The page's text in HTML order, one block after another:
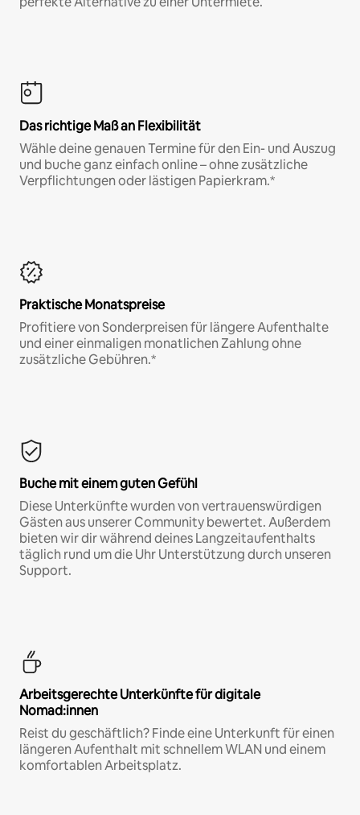
Das richtige Maß an Flexibilität
Wähle deine genauen Termine für den Ein- und Auszug
und buche ganz einfach online – ohne zusätzliche
Verpflichtungen oder lästigen Papierkram.*
Praktische Monatspreise
Profitiere von Sonderpreisen für längere Aufenthalte
und einer einmaligen monatlichen Zahlung ohne
zusätzliche Gebühren.*
Buche mit einem guten Gefühl
Diese Unterkünfte wurden von vertrauenswürdigen
Gästen aus unserer Community bewertet. Außerdem
bieten wir dir während deines Langzeitaufenthalts
täglich rund um die Uhr Unterstützung durch unseren
Support.
Arbeitsgerechte Unterkünfte für digitale
Nomad:innen
Reist du geschäftlich? Finde eine Unterkunft für einen
längeren Aufenthalt mit schnellem WLAN und einem
komfortablen Arbeitsplatz.